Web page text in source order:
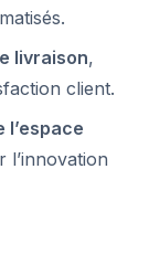
livraison,
client.
l’espace